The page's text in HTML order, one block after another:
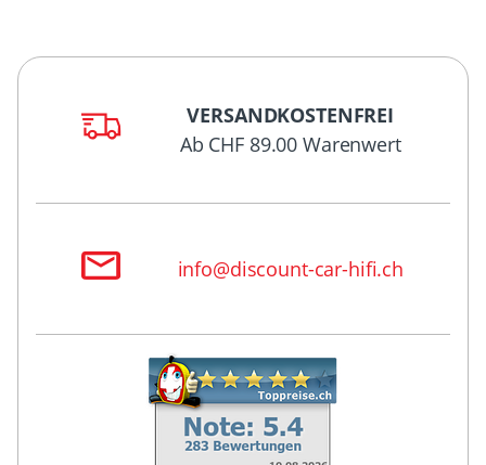
VERSANDKOSTENFREI
Ab CHF 89.00 Warenwert
info@discount-car-hifi.ch